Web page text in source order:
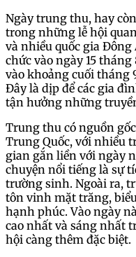
Ngày trung thu, hay
trong những lễ hội
và nhiều quốc gia
chức vào ngày 15
vào khoảng cuối tháng
Đây là dịp để các gia
tận hưởng những
Trung thu có nguồn
Trung Quốc, với nhiều
gian gắn liền với ngày
chuyện nổi tiếng là sự
trường sinh. Ngoài ra,
tôn vinh mặt trăng,
hạnh phúc. Vào ngày
cao nhất và sáng nhất
hội càng thêm đặc biệt.